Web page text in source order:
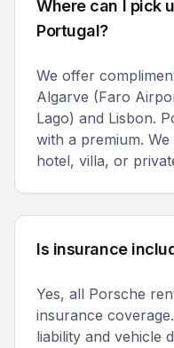
Where can I pick
Portugal?
We offer
Algarve (Faro
Lago) and Lisbon.
with a premium.
hotel, villa, or
Is insurance
Yes, all Porsche
insurance
liability and vehicle